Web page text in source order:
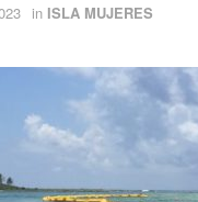
in ISLA MUJERES